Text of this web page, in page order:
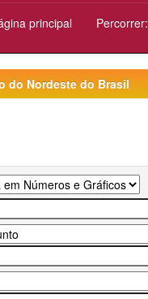
principal Percorrer:
do Nordeste do Brasil